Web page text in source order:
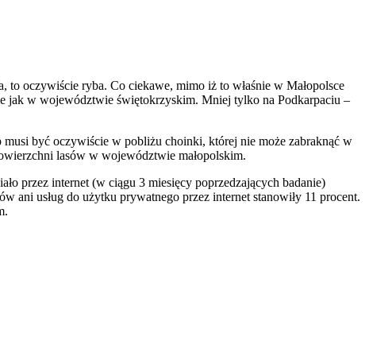
oczywiście ryba. Co ciekawe, mimo iż to właśnie w Małopolsce
jak w województwie świętokrzyskim. Mniej tylko na Podkarpaciu –
musi być oczywiście w pobliżu choinki, której nie może zabraknąć w
lasów w województwie małopolskim.
przez internet (w ciągu 3 miesięcy poprzedzających badanie)
ani usług do użytku prywatnego przez internet stanowiły 11 procent.